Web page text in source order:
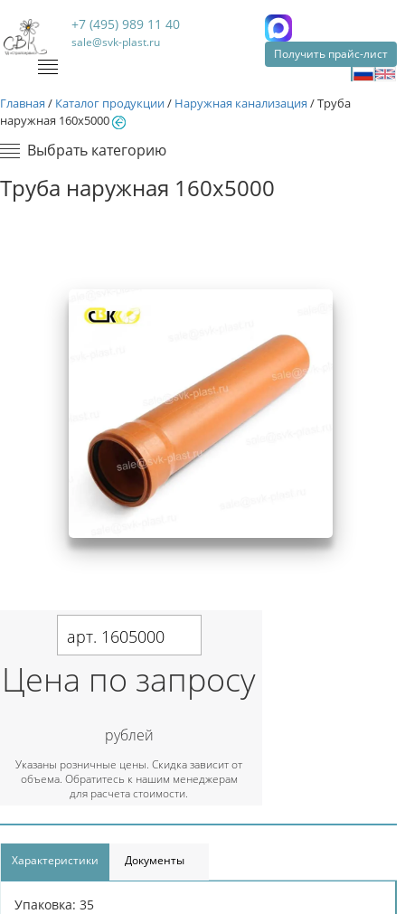
+7 (495) 989 11 40
sale@svk-plast.ru
Получить прайс-лист
Главная / Каталог продукции/ Наружная канализация /Труба
наружная 160х5000
Выбрать категорию
Труба наружная 160х5000
арт. 1605000
Цена по запросу
рублей
Указаны розничные цены. Скидка зависит от
объема. Обратитесь к нашим менеджерам
для расчета стоимости.
Характеристики Документы
Упаковка: 35